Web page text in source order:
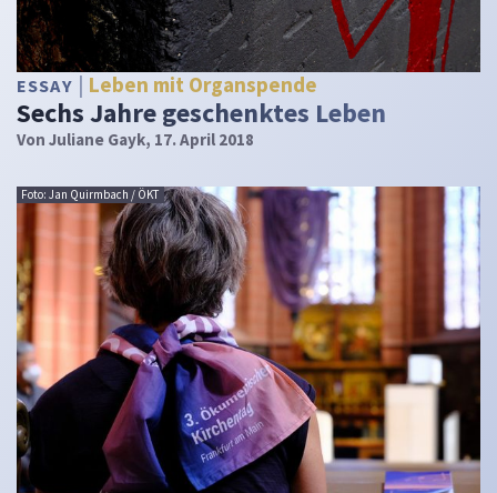
ESSAY Leben mit Organspende
Sechs Jahre geschenktes Leben
Von Juliane Gayk, 17. April 2018
Foto: Jan Quirmbach / ÖKT